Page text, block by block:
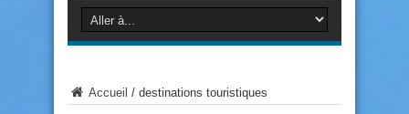
Accueil / destinations touristiques